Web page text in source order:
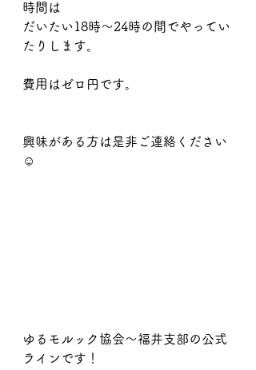
時間は
だいたい18時〜24時の間でやってい
たりします。
費用はゼロ円です。
興味がある方は是非ご連絡ください
☺️
ゆるモルック協会〜福井支部の公式
ラインです！